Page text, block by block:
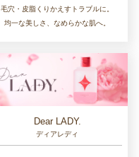
毛穴・皮脂くりかえすトラブルに。
均一な美しさ、なめらかな肌へ。
Dear LADY.
ディアレディ